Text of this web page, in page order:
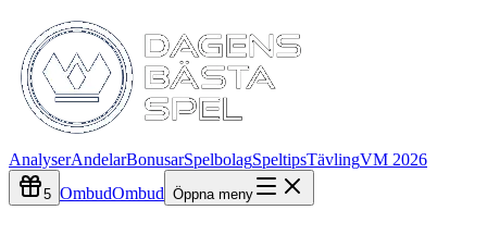
AnalyserAndelarBonusarSpelbolagSpeltipsTävlingVM 2026
5 OmbudOmbud Öppna meny